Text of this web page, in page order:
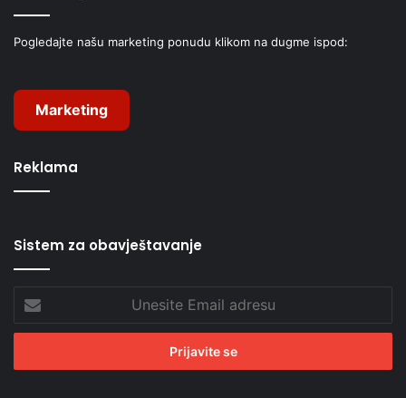
Pogledajte našu marketing ponudu klikom na dugme ispod:
Marketing
Reklama
Sistem za obavještavanje
Email
adresu